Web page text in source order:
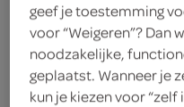
2 teentjes knoflook
2 eetlepels tandoori
200 milliliter Griekse
geef je toestemming
voor “Weigeren”? Dan
noodzakelijke,
geplaatst. Wanneer je
kun je kiezen voor “zelf